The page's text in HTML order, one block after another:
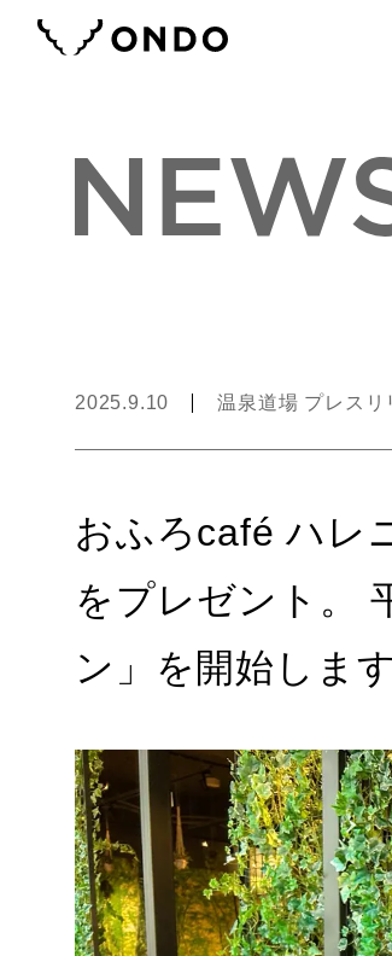
2025.9.10 温泉道場 プレスリ
おふろcafé ハレ
をプレゼント。
ン」を開始します